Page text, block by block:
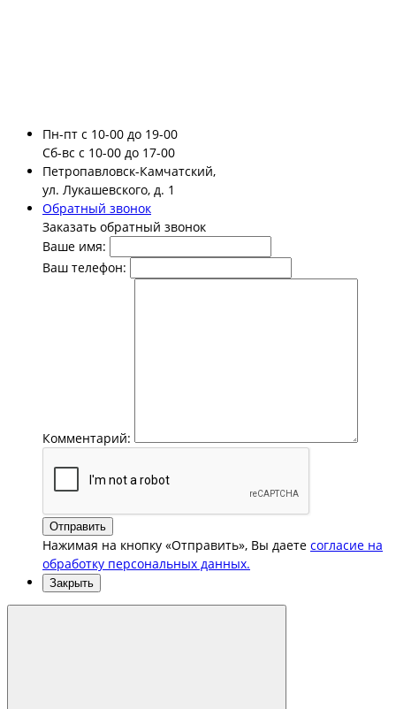
Пн-пт с 10-00 до 19-00
Сб-вс с 10-00 до 17-00
Петропавловск-Камчатский,
ул. Лукашевского, д. 1
Обратный звонок
Заказать обратный звонок
Ваше имя:
Ваш телефон:
Комментарий:
Отправить
Нажимая на кнопку «Отправить», Вы даете согласие на
обработку персональных данных.
Закрыть